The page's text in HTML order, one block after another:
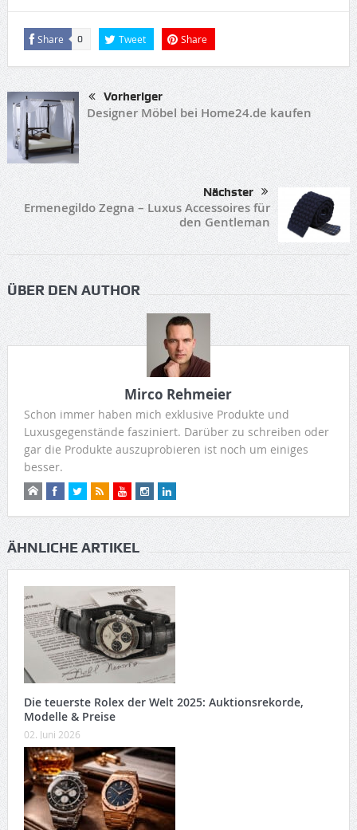
Share 0 Tweet Share
Vorheriger
Designer Möbel bei Home24.de kaufen
Nächster
Ermenegildo Zegna – Luxus Accessoires für
den Gentleman
ÜBER DEN AUTHOR
Mirco Rehmeier
Schon immer haben mich exklusive Produkte und
Luxusgegenstände fasziniert. Darüber zu schreiben oder
gar die Produkte auszuprobieren ist noch um einiges
besser.
ÄHNLICHE ARTIKEL
Die teuerste Rolex der Welt 2025: Auktionsrekorde,
Modelle & Preise
02. Juni 2026